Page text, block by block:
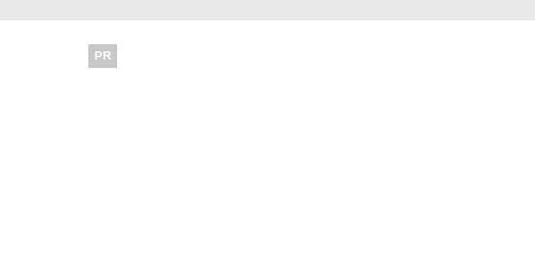
PR